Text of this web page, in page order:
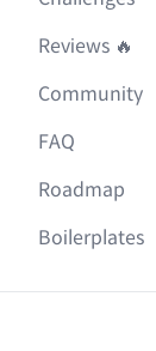
Reviews 🔥
Community
FAQ
Roadmap
Boilerplates